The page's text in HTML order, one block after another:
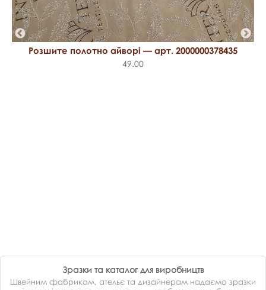
Розшите полотно айворі — арт. 2000000378435
49.00
Зразки та каталог для виробництв
Швейним фабрикам, ательє та дизайнерам надаємо зразки